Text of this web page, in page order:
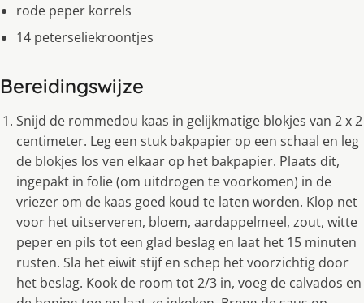
rode peper korrels
14 peterseliekroontjes
Bereidingswijze
Snijd de rommedou kaas in gelijkmatige blokjes van 2 x 2
centimeter. Leg een stuk bakpapier op een schaal en leg
de blokjes los ven elkaar op het bakpapier. Plaats dit,
ingepakt in folie (om uitdrogen te voorkomen) in de
vriezer om de kaas goed koud te laten worden. Klop net
voor het uitserveren, bloem, aardappelmeel, zout, witte
peper en pils tot een glad beslag en laat het 15 minuten
rusten. Sla het eiwit stijf en schep het voorzichtig door
het beslag. Kook de room tot 2/3 in, voeg de calvados en